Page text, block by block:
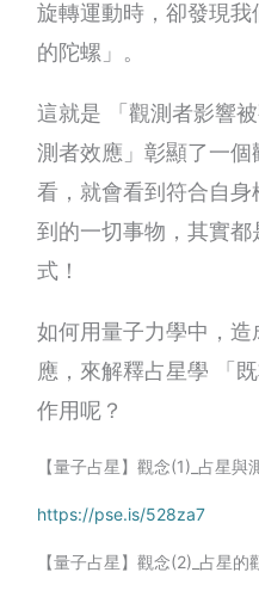
旋轉運動時，卻發現
的陀螺」。
這就是 「觀測者影響
測者效應」彰顯了一
看，就會看到符合自
到的一切事物，其實
式！
如何用量子力學中，
應，來解釋占星學 「
作用呢？
【量子占星】觀念(1)_占星與
https://pse.is/528za7
【量子占星】觀念(2)_占星的